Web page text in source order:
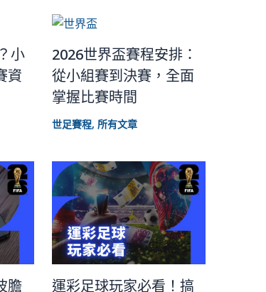
小
資
2026世界盃賽程安排：
從小組賽到決賽，全面
掌握比賽時間
世足賽程, 所有文章
膽
運彩足球玩家必看！搞